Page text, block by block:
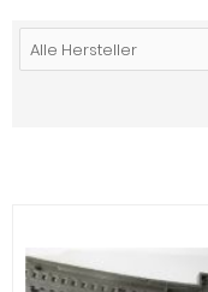
Alle Hersteller